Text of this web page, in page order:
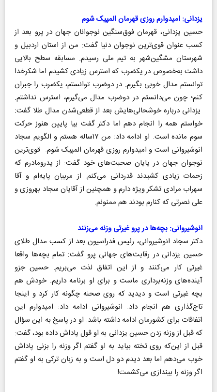
یزدانی: امیدوارم روزی قهرمان المپیک شوم
حسین یزدانی، قهرمان فوق‌سنگین نوجوانان جهان در پرو بعد از
کسب عنوان قوی‌ترین نوجوان دنیا گفت: من از استان اردبیل و
شهرستان مشگین‌شهر به تیم ملی رسیدم. مسابقه سطح بالایی
داشت به‌خصوص در یکضرب که استرس زیادی کشیدم اما شکرخدا
توانستم مدال خوبی بگیرم. در دوضرب توانستم، یکضرب را جبران
کنم؛ چون می‌دانستم در دوضرب مدال می‌گیرم، استرس نداشتم.
یزدانی درباره خوشحالی‌هایش بعد از قطعی‌شدن مدال طلا گفت:
خواستم همه را انجام دهم اما دکتر گفت بیا پایین هنوز حرکت
سوم مانده است. او ادامه داد: من ۱۷ساله هستم و الگویم سجاد
انوشیروانی است و امیدوارم روزی قهرمان المپیک شوم. قوی‌ترین
نوجوان جهان در پایان صحبت‌های خود گفت: از پدرومادرم که
زحمات زیادی کشیدند قدردانی می‌کنم. از مربیان پایه‌ام و آقا
سهراب مرادی تشکر ویژه دارم و همچنین از آقایان سجاد بهروزی و
علی نصرتی که کنارم بودند هم ممنونم.
انوشیروانی: بچه‌ها در پرو غیرتی وزنه می‌زنند
دکتر سجاد انوشیروانی، رئیس فدراسیون بعد از کسب مدال طلای
حسین یزدانی در رقابت‌های جهانی پرو گفت: تمام بچه‌ها واقعا
غیرتی کار می‌کنند و از این اتفاق لذت می‌بریم. حسین جزو
آینده‌های وزنه‌‌برداری ماست و برای او برنامه داریم. خودش هم
بچه غیرتی است و دیدید که روی صحنه چگونه کار کرد و اینجا
تاج‌گذاری هم انجام داد. انوشیروانی ادامه داد: امیدوارم این
اتفاقات برای کشورمان ادامه داشته باشد. او در پاسخ به این سؤال
که قبل از وزنه زدن حسین یزدانی به او قول پاداش داده بود، گفت:
قبل از این‌که روی تخته بیاید به او گفتم اگر وزنه را بزنی پاداش
خوب می‌دهم اما بعد دیدم دو دل است و به زبان ترکی به او گفتم
اگر وزنه را بیندازی می‌کشمت!